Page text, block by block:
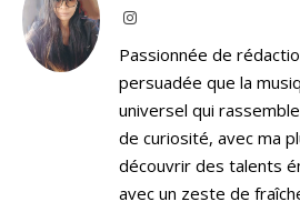
Instagram
Passionnée de
persuadée que la
universel qui
de curiosité, avec ma
découvrir des talents
avec un zeste de